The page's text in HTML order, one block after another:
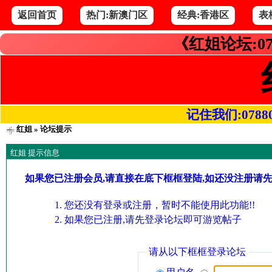
返回首页 热门:新澳门区 经典:香港区 表
《红姐论坛
记住我们
红姐» 论坛提示
红姐 提示信息
如果您已注册会员,请直接在底下框框登陆,如还没注册请
您还没有登录或注册，暂时不能使用此功能!!
如果您已注册,请先登录论坛即可游览帖子
请从以下框框登录论坛